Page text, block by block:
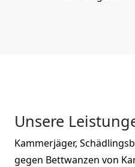
Unsere
Kammerjäger,
gegen Bettwanzen von